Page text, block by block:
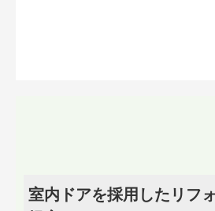
室内ドアを採用したリフ